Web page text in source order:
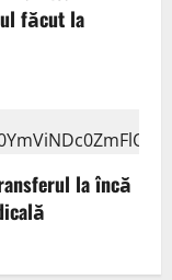
făcut la
la încă